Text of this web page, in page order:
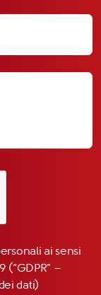
ai sensi
(“GDPR” –
dati)